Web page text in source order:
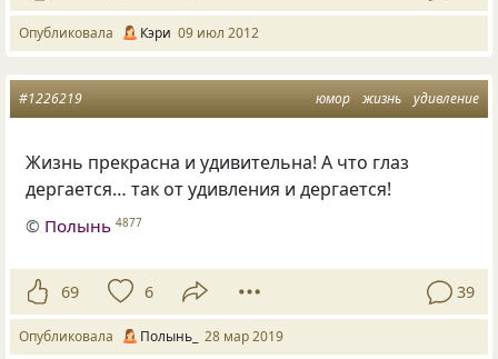
Опубликовала Кэри 09 июл 2012
юмор жизнь удивление
#1226219
Жизнь прекрасна и удивительна! А что глаз
дергается… так от удивления и дергается!
© Полынь 4877
69 6 39
Опубликовала Полынь_ 28 мар 2019